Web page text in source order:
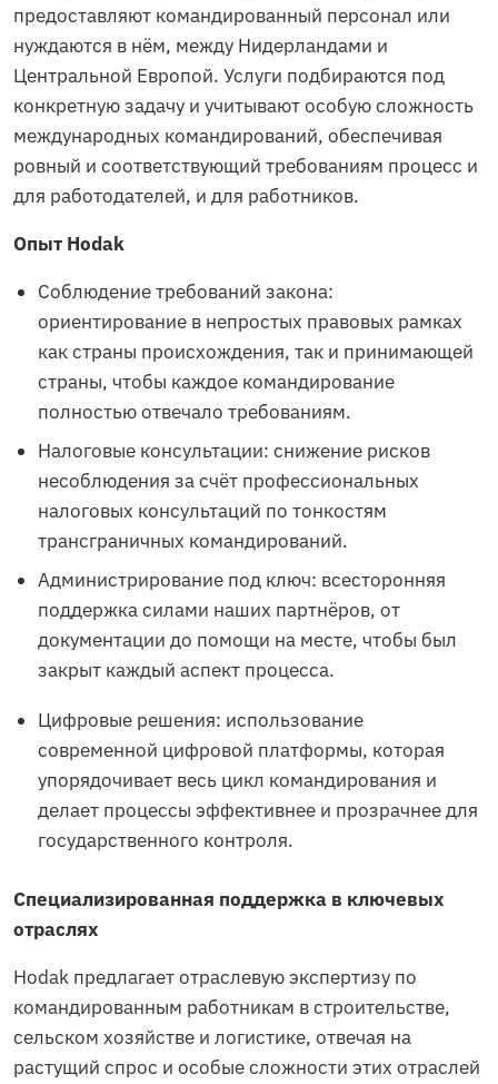
предоставляют командированный персонал или
нуждаются в нём, между Нидерландами и
Центральной Европой. Услуги подбираются под
конкретную задачу и учитывают особую сложность
международных командирований, обеспечивая
ровный и соответствующий требованиям процесс и
для работодателей, и для работников.
Опыт Hodak
Соблюдение требований закона:
ориентирование в непростых правовых рамках
как страны происхождения, так и принимающей
страны, чтобы каждое командирование
полностью отвечало требованиям.
Налоговые консультации: снижение рисков
несоблюдения за счёт профессиональных
налоговых консультаций по тонкостям
трансграничных командирований.
Администрирование под ключ: всесторонняя
поддержка силами наших партнёров, от
документации до помощи на месте, чтобы был
закрыт каждый аспект процесса.
Цифровые решения: использование
современной цифровой платформы, которая
упорядочивает весь цикл командирования и
делает процессы эффективнее и прозрачнее для
государственного контроля.
Специализированная поддержка в ключевых
отраслях
Hodak предлагает отраслевую экспертизу по
командированным работникам в строительстве,
сельском хозяйстве и логистике, отвечая на
растущий спрос и особые сложности этих отраслей